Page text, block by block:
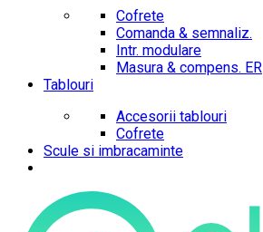
Cofrete
Comanda & semnaliz.
Intr. modulare
Masura & compens. ER
Tablouri
Accesorii tablouri
Cofrete
Scule si imbracaminte